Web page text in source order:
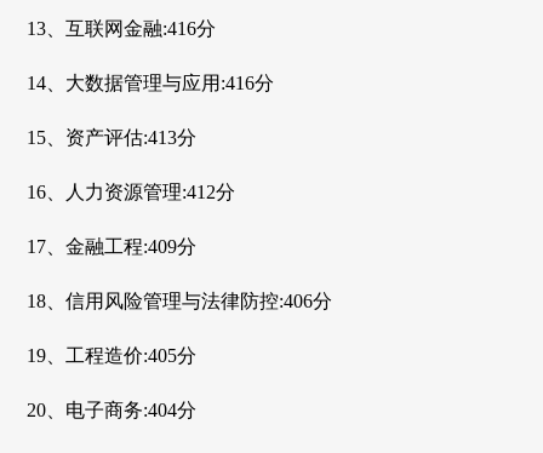
13、互联网金融:416分
14、大数据管理与应用:416分
15、资产评估:413分
16、人力资源管理:412分
17、金融工程:409分
18、信用风险管理与法律防控:406分
19、工程造价:405分
20、电子商务:404分